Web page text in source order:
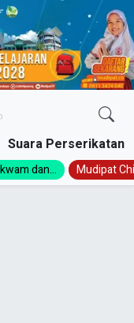
Suara Perserikatan
dan... Mudipat